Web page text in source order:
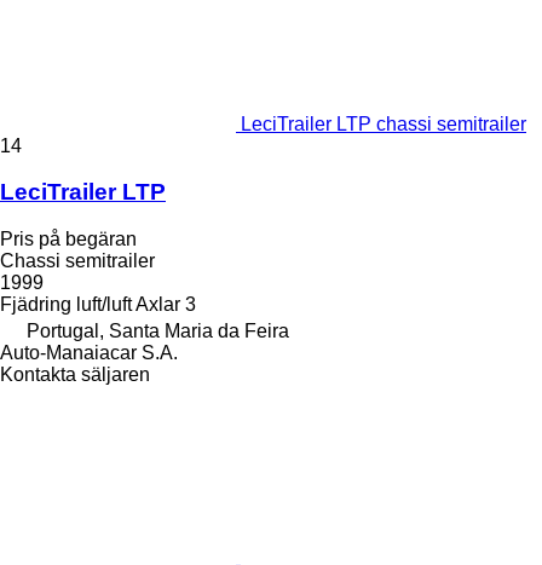
LeciTrailer LTP chassi semitrailer
14
LeciTrailer LTP
Pris på begäran
Chassi semitrailer
1999
Fjädring luft/luftAxlar 3
Portugal, Santa Maria da Feira
Auto-Manaiacar S.A.
Kontakta säljaren